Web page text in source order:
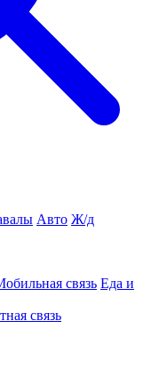
Авто Ж/д
связь Еда и
связь